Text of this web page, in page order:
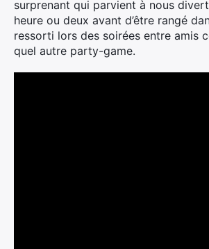
surprenant qui parvient à nous
heure ou deux avant d’être rangé
ressorti lors des soirées entre amis
quel autre party-game.